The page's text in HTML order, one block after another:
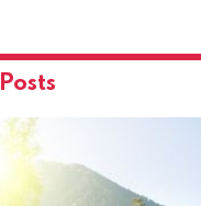
Posts